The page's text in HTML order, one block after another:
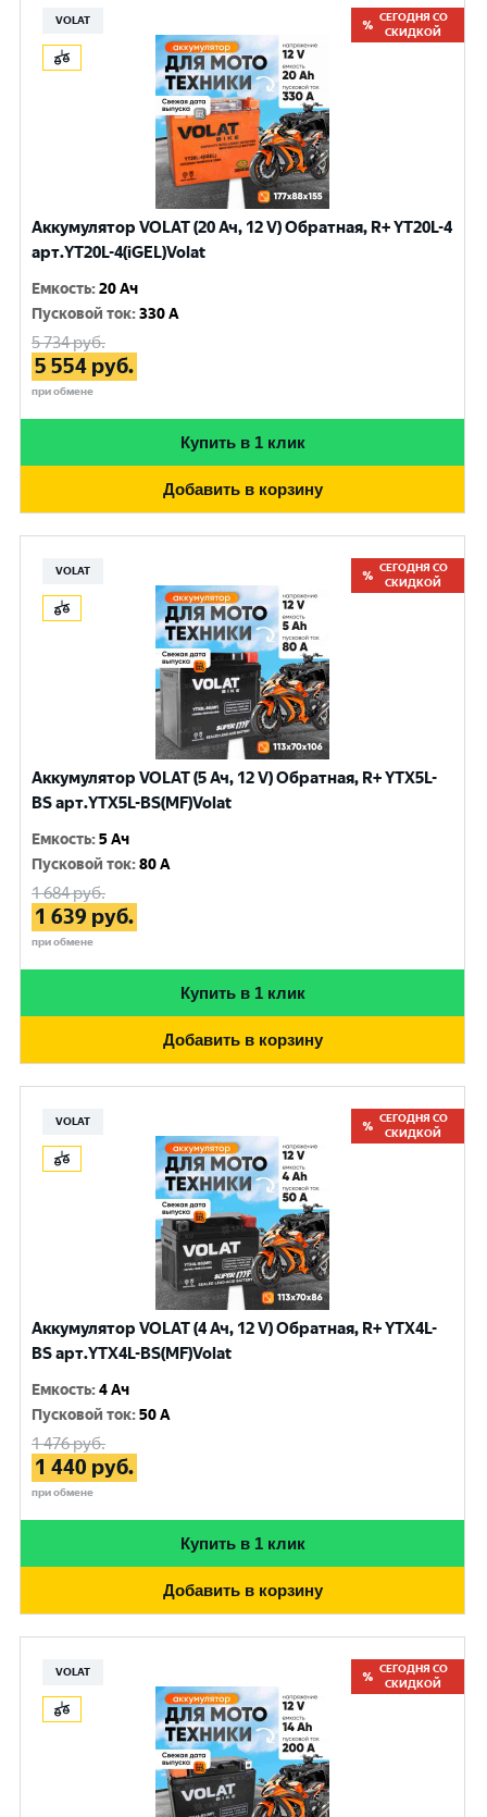
VOLAT
СЕГОДНЯ СО
СКИДКОЙ
Аккумулятор VOLAT (20 Ач, 12 V) Обратная, R+ YT20L-4
арт.YT20L-4(iGEL)Volat
Емкость:20 Ач
Пусковой ток:330 A
5 734руб.
5 554 руб.
при обмене
Купить в 1 клик
Добавить в корзину
VOLAT
СЕГОДНЯ СО
СКИДКОЙ
Аккумулятор VOLAT (5 Ач, 12 V) Обратная, R+ YTX5L-
BS арт.YTX5L-BS(MF)Volat
Емкость:5 Ач
Пусковой ток:80 A
1 684руб.
1 639 руб.
при обмене
Купить в 1 клик
Добавить в корзину
VOLAT
СЕГОДНЯ СО
СКИДКОЙ
Аккумулятор VOLAT (4 Ач, 12 V) Обратная, R+ YTX4L-
BS арт.YTX4L-BS(MF)Volat
Емкость:4 Ач
Пусковой ток:50 A
1 476руб.
1 440 руб.
при обмене
Купить в 1 клик
Добавить в корзину
VOLAT
СЕГОДНЯ СО
СКИДКОЙ